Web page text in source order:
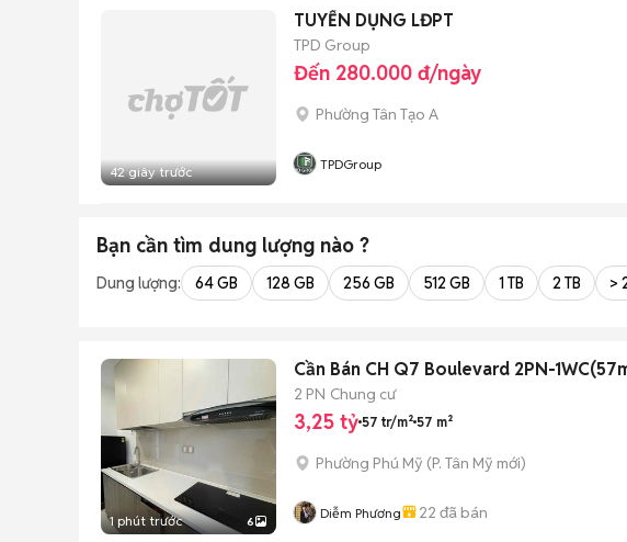
42 giây trước
TUYỂN DỤNG LĐPT
TPD Group
Đến 280.000 đ/ngày
Phường Tân Tạo A
TPDGroup
Bạn cần tìm dung lượng nào ?
Dung lượng: 64 GB 128 GB 256 GB 512 GB 1 TB 2 TB >
1 phút trước 6
Cần Bán CH Q7 Boulevard 2PN-
2 PN Chung cư
3,25 tỷ 57 tr/m² 57 m²
Phường Phú Mỹ (P. Tân Mỹ mới)
Diễm Phương 22 đã bán